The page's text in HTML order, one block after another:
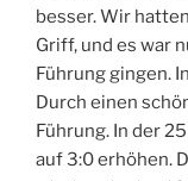
besser. Wir
Griff, und es war
Führung gingen.
Durch einen
Führung. In der
auf 3:0 erhöhen.